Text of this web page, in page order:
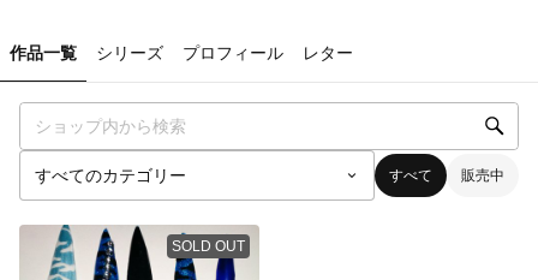
作品一覧 シリーズ プロフィール レター
すべて 販売中
SOLD OUT